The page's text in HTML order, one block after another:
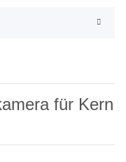
für Kern